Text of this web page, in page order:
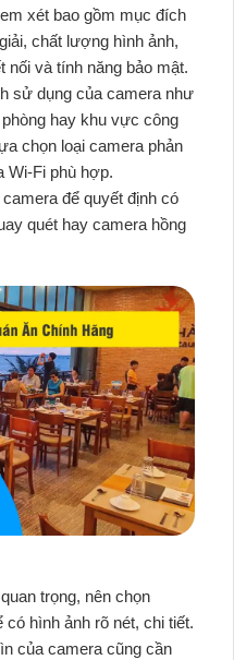
xét bao gồm mục đích
chất lượng hình ảnh,
nối và tính năng bảo mật.
sử dụng của camera như
hay khu vực công
chọn loại camera phản
Wi-Fi phù hợp.
để quyết định có
quét hay camera hồng
trọng, nên chọn
hình ảnh rõ nét, chi tiết.
của camera cũng cần